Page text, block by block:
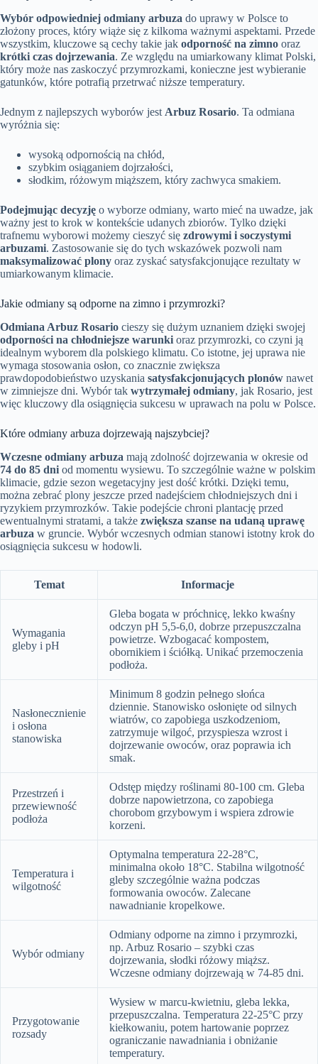
Wybór odpowiedniej odmiany arbuza do uprawy w Polsce to
złożony proces, który wiąże się z kilkoma ważnymi aspektami. Przede
wszystkim, kluczowe są cechy takie jak odporność na zimno oraz
krótki czas dojrzewania. Ze względu na umiarkowany klimat Polski,
który może nas zaskoczyć przymrozkami, konieczne jest wybieranie
gatunków, które potrafią przetrwać niższe temperatury.
Jednym z najlepszych wyborów jest Arbuz Rosario. Ta odmiana
wyróżnia się:
wysoką odpornością na chłód,
szybkim osiąganiem dojrzałości,
słodkim, różowym miąższem, który zachwyca smakiem.
Podejmując decyzję o wyborze odmiany, warto mieć na uwadze, jak
ważny jest to krok w kontekście udanych zbiorów. Tylko dzięki
trafnemu wyborowi możemy cieszyć się zdrowymi i soczystymi
arbuzami. Zastosowanie się do tych wskazówek pozwoli nam
maksymalizować plony oraz zyskać satysfakcjonujące rezultaty w
umiarkowanym klimacie.
Jakie odmiany są odporne na zimno i przymrozki?
Odmiana Arbuz Rosario cieszy się dużym uznaniem dzięki swojej
odporności na chłodniejsze warunki oraz przymrozki, co czyni ją
idealnym wyborem dla polskiego klimatu. Co istotne, jej uprawa nie
wymaga stosowania osłon, co znacznie zwiększa
prawdopodobieństwo uzyskania satysfakcjonujących plonów nawet
w zimniejsze dni. Wybór tak wytrzymałej odmiany, jak Rosario, jest
więc kluczowy dla osiągnięcia sukcesu w uprawach na polu w Polsce.
Które odmiany arbuza dojrzewają najszybciej?
Wczesne odmiany arbuza mają zdolność dojrzewania w okresie od
74 do 85 dni od momentu wysiewu. To szczególnie ważne w polskim
klimacie, gdzie sezon wegetacyjny jest dość krótki. Dzięki temu,
można zebrać plony jeszcze przed nadejściem chłodniejszych dni i
ryzykiem przymrozków. Takie podejście chroni plantację przed
ewentualnymi stratami, a także zwiększa szanse na udaną uprawę
arbuza w gruncie. Wybór wczesnych odmian stanowi istotny krok do
osiągnięcia sukcesu w hodowli.
Temat Informacje
Wymagania
gleby i pH
Gleba bogata w próchnicę, lekko kwaśny
odczyn pH 5,5-6,0, dobrze przepuszczalna
powietrze. Wzbogacać kompostem,
obornikiem i ściółką. Unikać przemoczenia
podłoża.
Nasłonecznienie
i osłona
stanowiska
Minimum 8 godzin pełnego słońca
dziennie. Stanowisko osłonięte od silnych
wiatrów, co zapobiega uszkodzeniom,
zatrzymuje wilgoć, przyspiesza wzrost i
dojrzewanie owoców, oraz poprawia ich
smak.
Przestrzeń i
przewiewność
podłoża
Odstęp między roślinami 80-100 cm. Gleba
dobrze napowietrzona, co zapobiega
chorobom grzybowym i wspiera zdrowie
korzeni.
Temperatura i
wilgotność
Optymalna temperatura 22-28°C,
minimalna około 18°C. Stabilna wilgotność
gleby szczególnie ważna podczas
formowania owoców. Zalecane
nawadnianie kropelkowe.
Wybór odmiany
Odmiany odporne na zimno i przymrozki,
np. Arbuz Rosario – szybki czas
dojrzewania, słodki różowy miąższ.
Wczesne odmiany dojrzewają w 74-85 dni.
Przygotowanie
rozsady
Wysiew w marcu-kwietniu, gleba lekka,
przepuszczalna. Temperatura 22-25°C przy
kiełkowaniu, potem hartowanie poprzez
ograniczanie nawadniania i obniżanie
temperatury.